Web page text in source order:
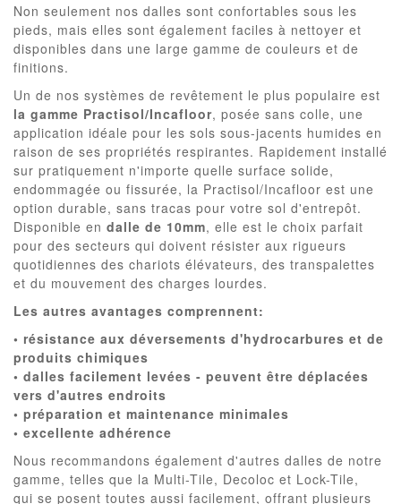
Non seulement nos dalles sont confortables sous les
pieds, mais elles sont également faciles à nettoyer et
disponibles dans une large gamme de couleurs et de
finitions.
Un de nos systèmes de revêtement le plus populaire est
la gamme Practisol/Incafloor, posée sans colle, une
application idéale pour les sols sous-jacents humides en
raison de ses propriétés respirantes. Rapidement installé
sur pratiquement n'importe quelle surface solide,
endommagée ou fissurée, la Practisol/Incafloor est une
option durable, sans tracas pour votre sol d'entrepôt.
Disponible en dalle de 10mm, elle est le choix parfait
pour des secteurs qui doivent résister aux rigueurs
quotidiennes des chariots élévateurs, des transpalettes
et du mouvement des charges lourdes.
Les autres avantages comprennent:
• résistance aux déversements d'hydrocarbures et de
produits chimiques
• dalles facilement levées - peuvent être déplacées
vers d'autres endroits
• préparation et maintenance minimales
• excellente adhérence
Nous recommandons également d'autres dalles de notre
gamme, telles que la Multi-Tile, Decoloc et Lock-Tile,
qui se posent toutes aussi facilement, offrant plusieurs